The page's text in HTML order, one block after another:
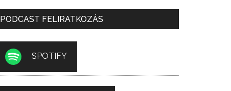
PODCAST FELIRATKOZÁS
SPOTIFY